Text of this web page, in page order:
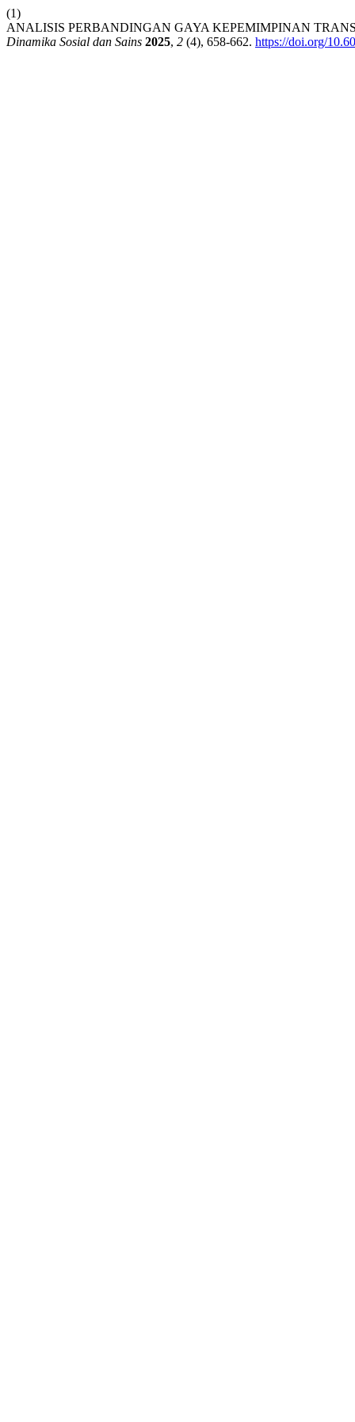
(1)
ANALISIS PERBANDINGAN GAYA KEPEMIMPINAN
Dinamika Sosial dan Sains 2025, 2 (4), 658-662. https://doi.org/